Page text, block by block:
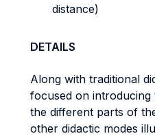
distance)
DETAILS
Along with traditional
focused on
the different parts of
other didactic modes